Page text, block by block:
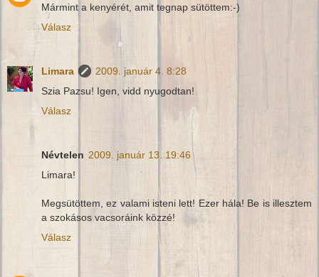
Mármint a kenyérét, amit tegnap sütöttem:-)
Válasz
Limara
2009. január 4. 8:28
Szia Pazsu! Igen, vidd nyugodtan!
Válasz
Névtelen 2009. január 13. 19:46
Limara!
Megsütöttem, ez valami isteni lett! Ezer hála! Be is illesztem
a szokásos vacsoráink közzé!
Válasz